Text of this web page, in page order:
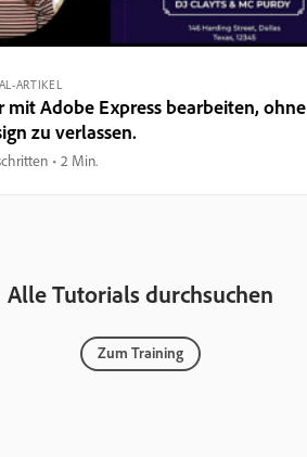
ARTIKEL
mit Adobe Express bearbeiten, ohne
zu verlassen.
2 Min.
Alle Tutorials durchsuchen
Zum Training